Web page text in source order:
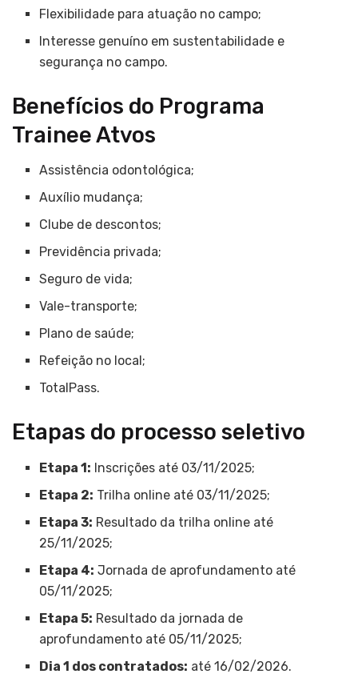
Flexibilidade para atuação no campo;
Interesse genuíno em sustentabilidade e
segurança no campo.
Benefícios do Programa
Trainee Atvos
Assistência odontológica;
Auxílio mudança;
Clube de descontos;
Previdência privada;
Seguro de vida;
Vale-transporte;
Plano de saúde;
Refeição no local;
TotalPass.
Etapas do processo seletivo
Etapa 1: Inscrições até 03/11/2025;
Etapa 2: Trilha online até 03/11/2025;
Etapa 3: Resultado da trilha online até
25/11/2025;
Etapa 4: Jornada de aprofundamento até
05/11/2025;
Etapa 5: Resultado da jornada de
aprofundamento até 05/11/2025;
Dia 1 dos contratados: até 16/02/2026.